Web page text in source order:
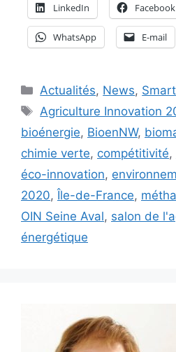
LinkedIn Facebook
WhatsApp E-mail
Catégories
Actualités, News,
Étiquettes
Agriculture Innovation
bioénergie, BioenNW,
chimie verte, compétitivité,
éco-innovation,
2020,Île-de-France,
OIN Seine Aval, salon de
énergétique